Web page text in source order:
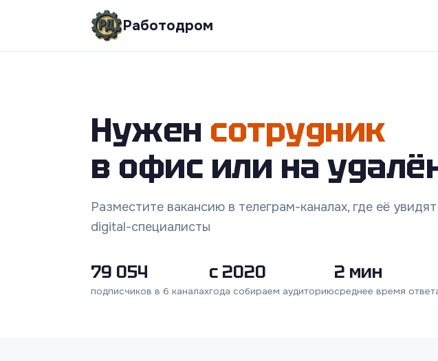
Работодром
Нужен сотрудник
в офис или на
Разместите вакансию в телеграм-каналах, где её увидят
digital-специалисты
79 054
подписчиков в 6 каналах
с 2020
года собираем аудиторию
2 мин
среднее время